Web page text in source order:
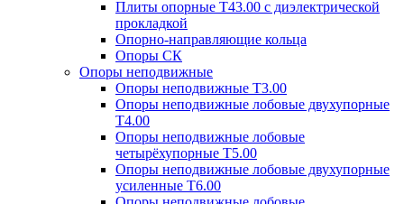
Плиты опорные Т43.00 с диэлектрической
прокладкой
Опорно-направляющие кольца
Опоры СК
Опоры неподвижные
Опоры неподвижные Т3.00
Опоры неподвижные лобовые двухупорные
Т4.00
Опоры неподвижные лобовые
четырёхупорные Т5.00
Опоры неподвижные лобовые двухупорные
усиленные Т6.00